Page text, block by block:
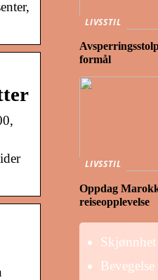
LIVSSTIL
formål
LIVSSTIL
Oppdag
reiseopplevelse
Skjønnhet
Bevegelse